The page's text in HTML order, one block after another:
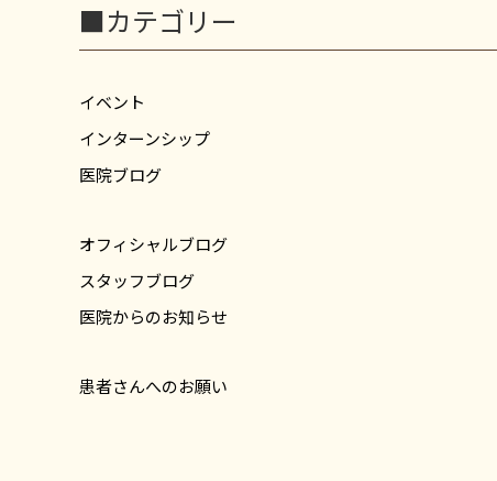
■カテゴリー
イベント
インターンシップ
医院ブログ
オフィシャルブログ
スタッフブログ
医院からのお知らせ
患者さんへのお願い